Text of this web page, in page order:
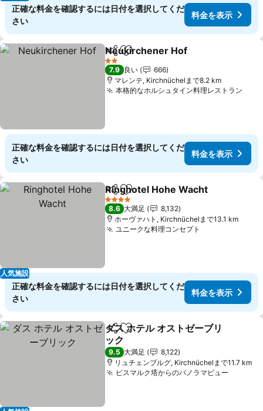
正確な料金を確認するには日付を選択してくだ
さい
料金を表示
シェアお気に入りに追加
Neukirchener Hof
2 ホテルのランク
7.9 良い
666
マレンテ, Kirchnüchelまで8.2 km
本格的なホルシュタイン料理レストラン
正確な料金を確認するには日付を選択してくだ
さい
料金を表示
人気施設
シェアお気に入りに追加
Ringhotel Hohe Wacht
4 ホテルのランク
8.6 大満足
8,132
ホーヴァハト, Kirchnüchelまで13.1 km
ユニークな料理コンセプト
正確な料金を確認するには日付を選択してくだ
さい
料金を表示
シェアお気に入りに追加
ダス ホテル オストゼーブリ
ック
9.5 大満足
8,122
リュチェンブルグ, Kirchnüchelまで11.7 km
ビスマルク塔からのパノラマビュー